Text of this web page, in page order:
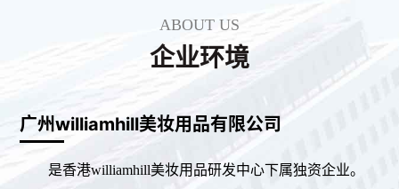
ABOUT US
企业环境
广州williamhill美妆用品有限公司
是香港williamhill美妆用品研发中心下属独资企业。